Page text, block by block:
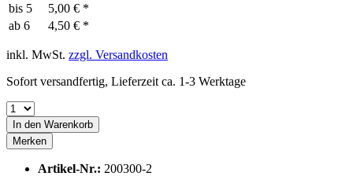
bis 5
5,00 € *
ab 6 4,50 € *
inkl. MwSt. zzgl. Versandkosten
Sofort versandfertig, Lieferzeit ca. 1-3 Werktage
In den Warenkorb
Merken
Artikel-Nr.: 200300-2